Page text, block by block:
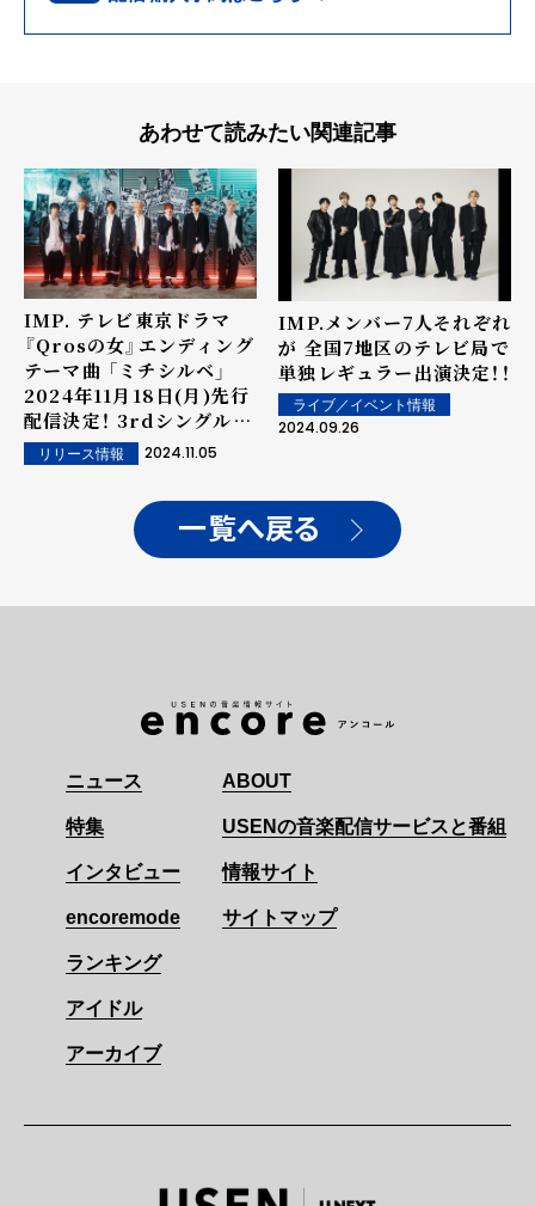
あわせて読みたい関連記事
IMP. テレビ東京ドラマ
『Qrosの女』エンディング
テーマ曲 「ミチシルベ」
2024年11月18日(月)先行
配信決定！ 3rdシングル
｢BAM-BOO／ミチシル
ベ」 ジャケットデザイン・
収録内容・特典絵柄公開！
リリース情報 2024.11.05
IMP.メンバー7⼈それぞれ
が 全国7地区のテレビ局で
単独レギュラー出演決定！！
ライブ／イベント情報
2024.09.26
一覧へ戻る
ニュース
特集
インタビュー
encoremode
ランキング
アイドル
アーカイブ
ABOUT
USENの音楽配信サービスと番組
情報サイト
サイトマップ